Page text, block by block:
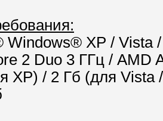
Windows® XP / Vista
2 Duo 3 ГГц / AMD
XP) / 2 Гб (для Vista